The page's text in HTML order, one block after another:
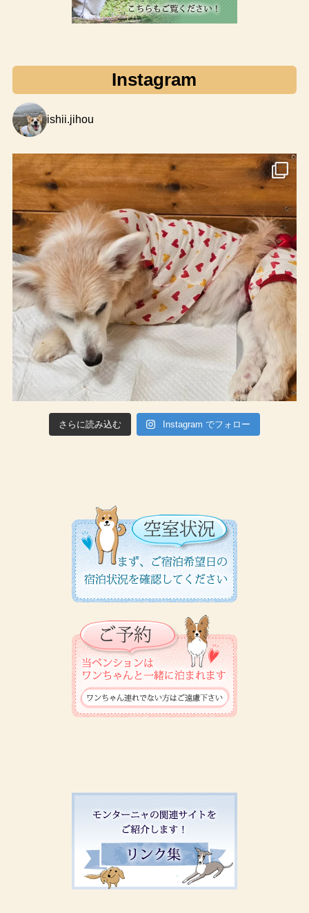
Instagram
ishii.jihou
さらに読み込む Instagram でフォロー